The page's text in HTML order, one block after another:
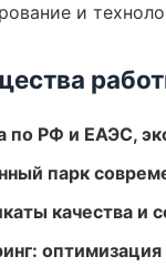
и
по РФ и ЕАЭС,
парк
качества и
оптимизация